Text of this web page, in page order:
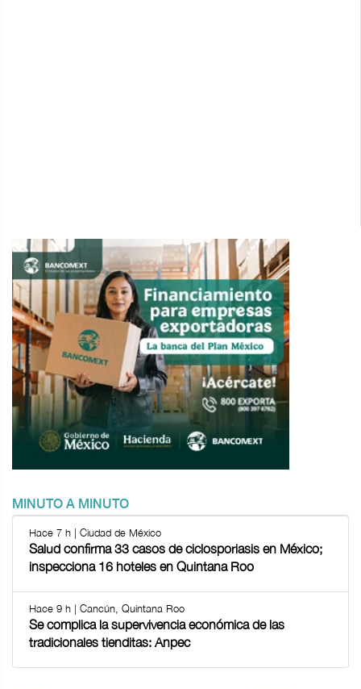
MINUTO A MINUTO
Hace 7 h | Ciudad de México
Salud confirma 33 casos de ciclosporiasis en México;
inspecciona 16 hoteles en Quintana Roo
Hace 9 h | Cancún, Quintana Roo
Se complica la supervivencia económica de las
tradicionales tienditas: Anpec